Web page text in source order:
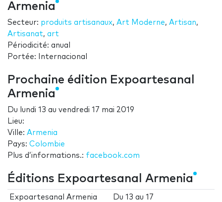
Armenia
Secteur: produits artisanaux, Art Moderne, Artisan,
Artisanat, art
Périodicité: anual
Portée: Internacional
Prochaine édition Expoartesanal
Armenia
Du lundi 13 au vendredi 17 mai 2019
Lieu:
Ville: Armenia
Pays: Colombie
Plus d’informations.: facebook.com
Éditions Expoartesanal Armenia
Expoartesanal Armenia
Du13 au17